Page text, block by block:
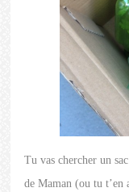
Tu vas chercher un
de Maman (ou tu t’en